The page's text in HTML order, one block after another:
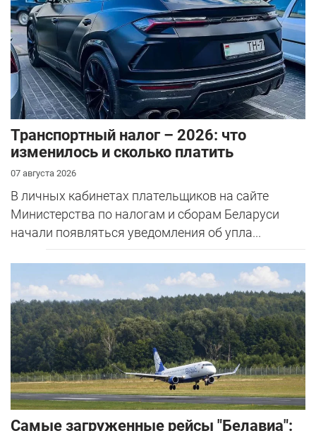
Транспортный налог – 2026: что
изменилось и сколько платить
07 августа 2026
В личных кабинетах плательщиков на сайте
Министерства по налогам и сборам Беларуси
начали появляться уведомления об упла...
Самые загруженные рейсы "Белавиа":